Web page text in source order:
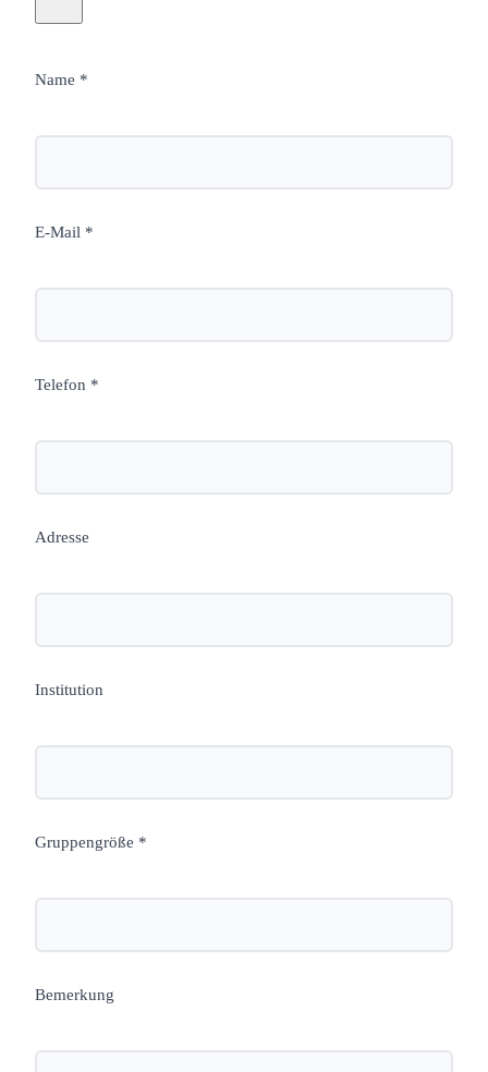
Name *
E-Mail *
Telefon *
Adresse
Institution
Gruppengröße *
Bemerkung